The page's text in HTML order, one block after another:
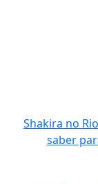
Shakira no
saber